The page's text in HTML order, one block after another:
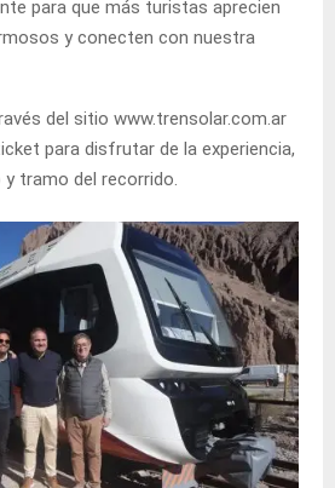
para que más turistas aprecien
y conecten con nuestra
del sitio www.trensolar.com.ar
para disfrutar de la experiencia,
tramo del recorrido.